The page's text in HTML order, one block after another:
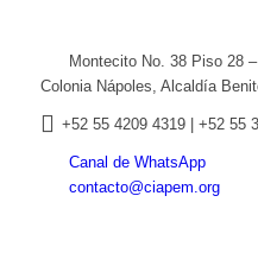
Montecito No. 38 Piso 28
Colonia Nápoles, Alcaldía
+5255 4209 4319 |+52 55
Canal de WhatsApp
contacto@ciapem.org